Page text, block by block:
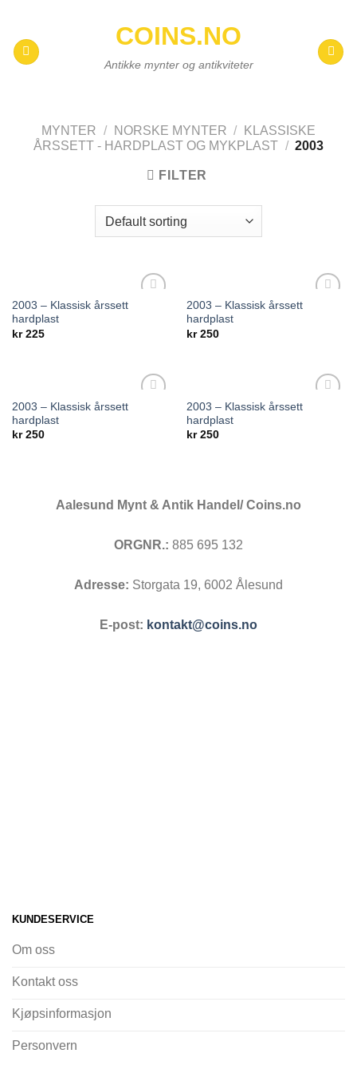
content
COINS.NO
Antikke mynter og antikviteter
MYNTER / NORSKE MYNTER /
KLASSISKE
ÅRSSETT - HARDPLAST OG MYKPLAST / 2003
FILTER
2003 – Klassisk årssett
hardplast
kr225
2003 – Klassisk årssett
hardplast
kr250
2003 – Klassisk årssett
hardplast
kr250
2003 – Klassisk årssett
hardplast
kr250
Aalesund Mynt & Antik Handel/ Coins.no
ORGNR.: 885 695 132
Adresse: Storgata 19, 6002 Ålesund
E-post: kontakt@coins.no
KUNDESERVICE
Om oss
Kontakt oss
Kjøpsinformasjon
Personvern